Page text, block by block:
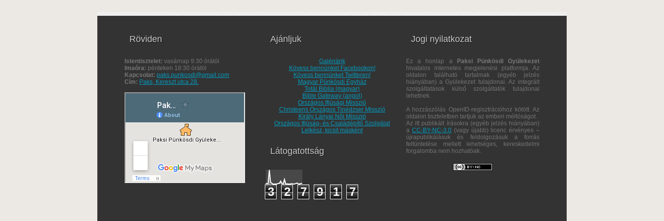
Röviden
Istentisztelet: vasárnap 9:30 órától
Imaóra: pénteken 18:30 órától
Kapcsolat: paks.punkosdi@gmail.com
Cím: Paks, Kereszt utca 28.
Ajánljuk
Galériánk
Kövess bennünket Facebookon!
Kövess bennünket Twitteren!
Magyar Pünkösdi Egyház
Totál Biblia (magyar)
Bible Gateway (angol)
Országos Ifjúsági Misszió
Christeens Országos Tinédzser Misszió
Király Lányai Női Misszió
Országos Ifjúság- és Családépítő Szolgálat
Lelkész, kicsit másként
Látogatottság
3 2 7 9 1 7
Jogi nyilatkozat
Ez a honlap a Paksi Pünkösdi Gyülekezet
hivatalos internetes megjelenési platformja. Az
oldalon található tartalmak (egyéb jelzés
hiányában) a Gyülekezet tulajdonai. Az integrált
szolgáltatások külső szolgáltatók tulajdonai
lehetnek.
A hozzászólás OpenID-regisztrációhoz kötött. Az
oldalon tiszteletben tartjuk az emberi méltóságot.
Az itt publikált írásokra (egyéb jelzés hiányában)
a CC-BY-NC-3.0(vagy újabb) licenc érvényes –
újrapublikálásuk és feldolgozásuk a forrás
feltüntetése mellett lehetséges, kereskedelmi
forgalomba nem hozhatóak.